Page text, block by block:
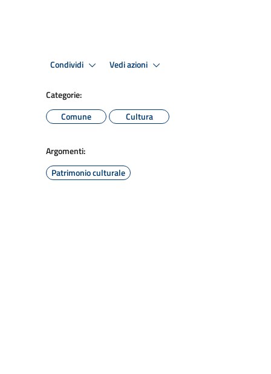
Condividi Vedi azioni
Categorie:
Comune
Cultura
Argomenti:
Patrimonio culturale